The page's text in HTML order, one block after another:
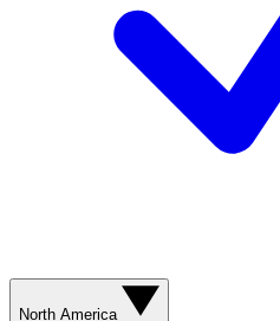
North America